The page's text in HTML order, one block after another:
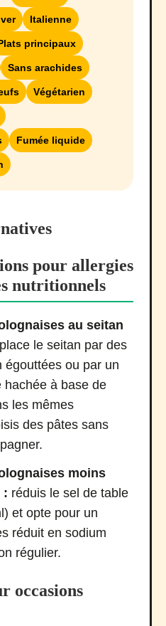
Italienne
principaux
Sans arachides
Végétarien
Fumée liquide
pour allergies
nutritionnels
au seitan
le seitan par des
égouttées ou par un
hachée à base de
les mêmes
des pâtes sans
moins
: réduis le sel de table
et opte pour un
réduit en sodium
régulier.
occasions